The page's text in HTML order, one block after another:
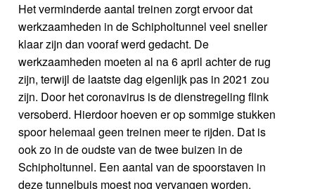
Het verminderde aantal treinen zorgt ervoor dat
werkzaamheden in de Schipholtunnel veel sneller
klaar zijn dan vooraf werd gedacht. De
werkzaamheden moeten al na 6 april achter de rug
zijn, terwijl de laatste dag eigenlijk pas in 2021 zou
zijn. Door het coronavirus is de dienstregeling flink
versoberd. Hierdoor hoeven er op sommige stukken
spoor helemaal geen treinen meer te rijden. Dat is
ook zo in de oudste van de twee buizen in de
Schipholtunnel. Een aantal van de spoorstaven in
deze tunnelbuis moest nog vervangen worden.